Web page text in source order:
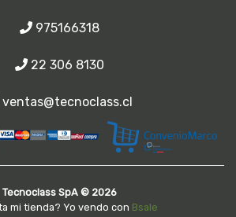
975166318
22 306 8130
Tecnoclass SpA © 2026
mi tienda? Yo vendo con Bsale